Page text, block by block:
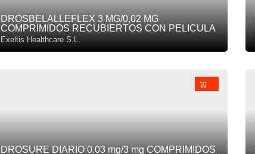
DROSBELALLEFLEX 3 MG/0,02 MG
COMPRIMIDOS RECUBIERTOS CON PELICULA
Exeltis Healthcare S.L.
DROSURE DIARIO 0.03 mg/3 mg COMPRIMIDOS